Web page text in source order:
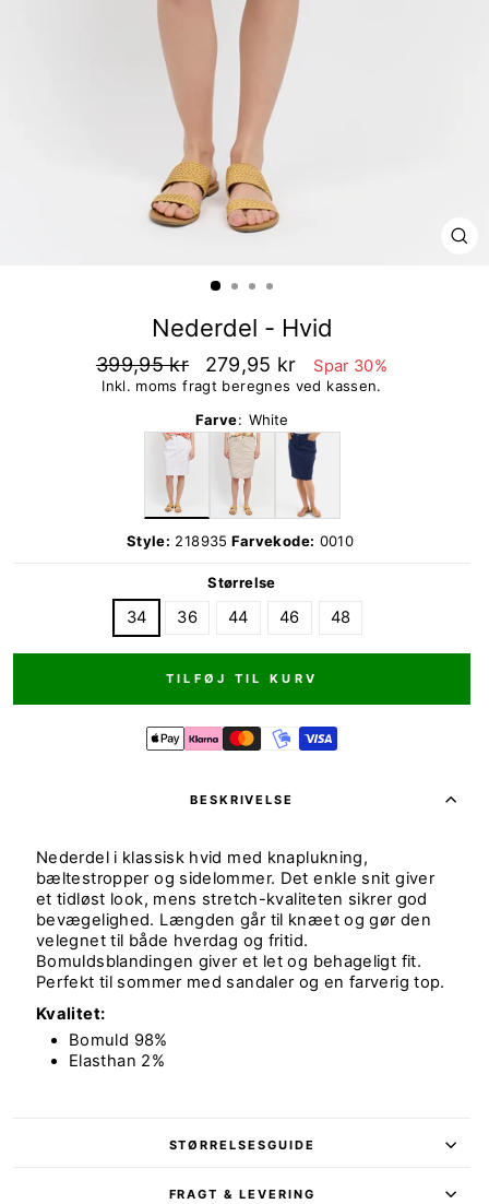
Nederdel - Hvid
399,95 kr 279,95 kr Spar 30%
Inkl. moms fragt beregnes ved kassen.
Farve: White
Style: 218935 Farvekode: 0010
Størrelse
34 36 44 46 48
TILFØJ TIL KURV
BESKRIVELSE
Nederdel i klassisk hvid med knaplukning,
bæltestropper og sidelommer. Det enkle snit giver
et tidløst look, mens stretch-kvaliteten sikrer god
bevægelighed. Længden går til knæet og gør den
velegnet til både hverdag og fritid.
Bomuldsblandingen giver et let og behageligt fit.
Perfekt til sommer med sandaler og en farverig top.
Kvalitet:
Bomuld 98%
Elasthan 2%
STØRRELSESGUIDE
FRAGT & LEVERING